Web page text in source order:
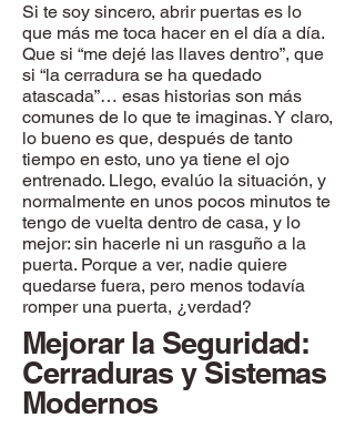
Si te soy sincero, abrir puertas es lo
que más me toca hacer en el día a día.
Que si “me dejé las llaves dentro”, que
si “la cerradura se ha quedado
atascada”… esas historias son más
comunes de lo que te imaginas. Y claro,
lo bueno es que, después de tanto
tiempo en esto, uno ya tiene el ojo
entrenado. Llego, evalúo la situación, y
normalmente en unos pocos minutos te
tengo de vuelta dentro de casa, y lo
mejor: sin hacerle ni un rasguño a la
puerta. Porque a ver, nadie quiere
quedarse fuera, pero menos todavía
romper una puerta, ¿verdad?
Mejorar la Seguridad:
Cerraduras y Sistemas
Modernos